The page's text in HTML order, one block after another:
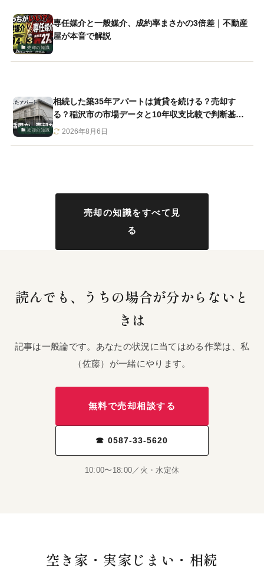
売却の知識
専任媒介と一般媒介、成約率まさかの3倍差｜不動産
屋が本音で解説
売却の知識
相続した築35年アパートは賃貸を続ける？売却す
る？稲沢市の市場データと10年収支比較で判断基準
を解説
2026年8月6日
売却の知識をすべて見
る
読んでも、うちの場合が分からないと
きは
記事は一般論です。あなたの状況に当てはめる作業は、私
（佐藤）が一緒にやります。
無料で売却相談する
☎ 0587-33-5620
10:00〜18:00／火・水定休
空き家・実家じまい・相続